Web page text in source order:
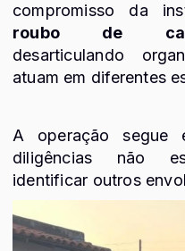
compromisso da
roubo de
desarticulando
atuam em diferentes
A operação segue
diligências não
identificar outros